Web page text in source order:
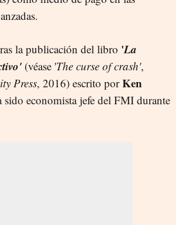
la publicación del libro 'La
(véase 'The curse of crash',
Press, 2016) escrito porKen
sido economista jefe del FMI durante